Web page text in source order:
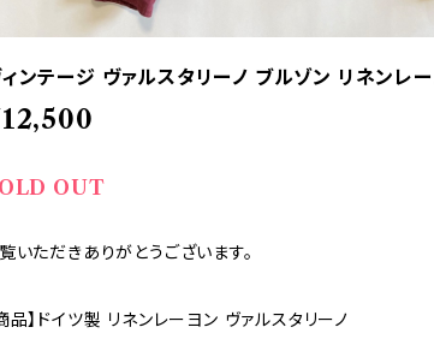
ンテージ ヴァルスタリーノ ブルゾン リネンレ
OUT
いただきありがとうございます。
品】ドイツ製 リネンレーヨン ヴァルスタリーノ